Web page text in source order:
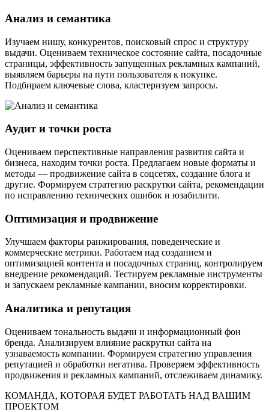
Анализ и семантика
Изучаем нишу, конкурентов, поисковый спрос и структуру
выдачи. Оцениваем техническое состояние сайта, посадочные
страницы, эффективность запущенных рекламных кампаний,
выявляем барьеры на пути пользователя к покупке.
Подбираем ключевые слова, кластеризуем запросы.
Аудит и точки роста
Оцениваем перспективные направления развития сайта и
бизнеса, находим точки роста. Предлагаем новые форматы и
методы — продвижение сайта в соцсетях, создание блога и
другие. Формируем стратегию раскрутки сайта, рекомендации
по исправлению технических ошибок и юзабилити.
Оптимизация и продвижение
Улучшаем факторы ранжирования, поведенческие и
коммерческие метрики. Работаем над созданием и
оптимизацией контента и посадочных страниц, контролируем
внедрение рекомендаций. Тестируем рекламные инструменты
и запускаем рекламные кампании, вносим корректировки.
Аналитика и репутация
Оцениваем тональность выдачи и информационный фон
бренда. Анализируем влияние раскрутки сайта на
узнаваемость компании. Формируем стратегию управления
репутацией и обработки негатива. Проверяем эффективность
продвижения и рекламных кампаний, отслеживаем динамику.
КОМАНДА, КОТОРАЯ БУДЕТ РАБОТАТЬ НАД ВАШИМ
ПРОЕКТОМ